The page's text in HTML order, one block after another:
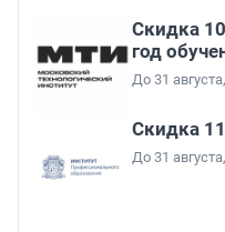
Скидка
год
До 31
Скидка
До 31